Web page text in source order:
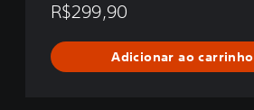
R$299,90
Adicionar ao carrinho